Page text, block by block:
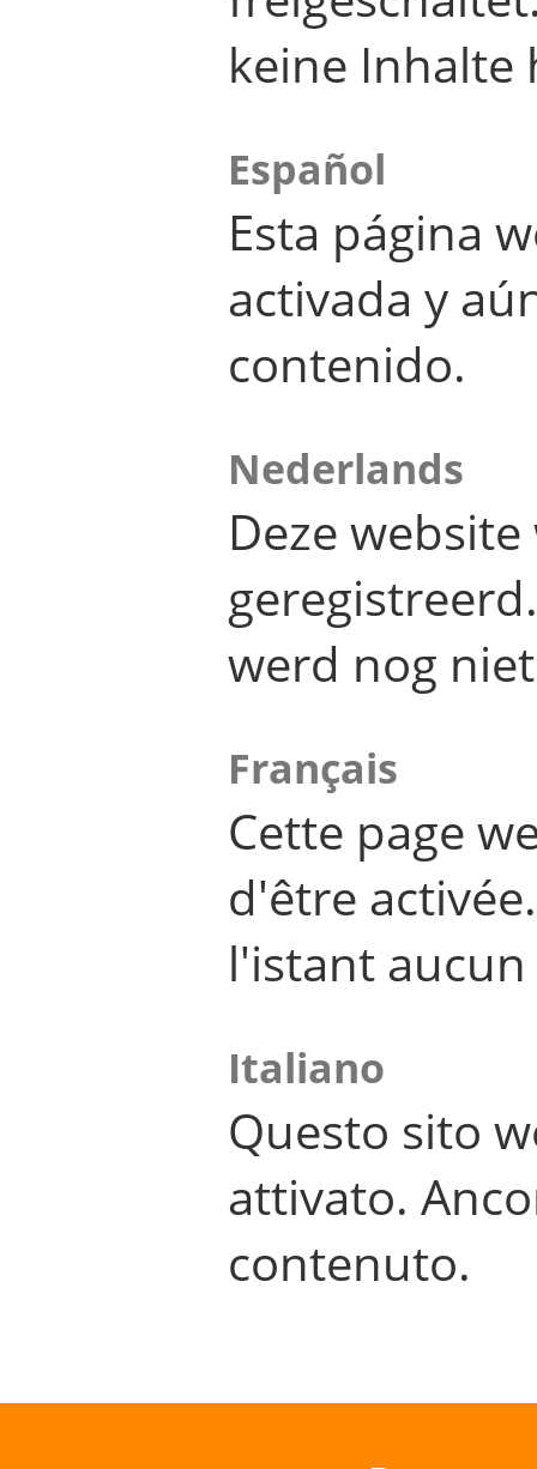
keine Inhalte
Español
Esta página
activada y
contenido.
Nederlands
Deze
werd nog
Français
Cette page
d'être
l'istant
Italiano
Questo sito
attivato.
contenuto.